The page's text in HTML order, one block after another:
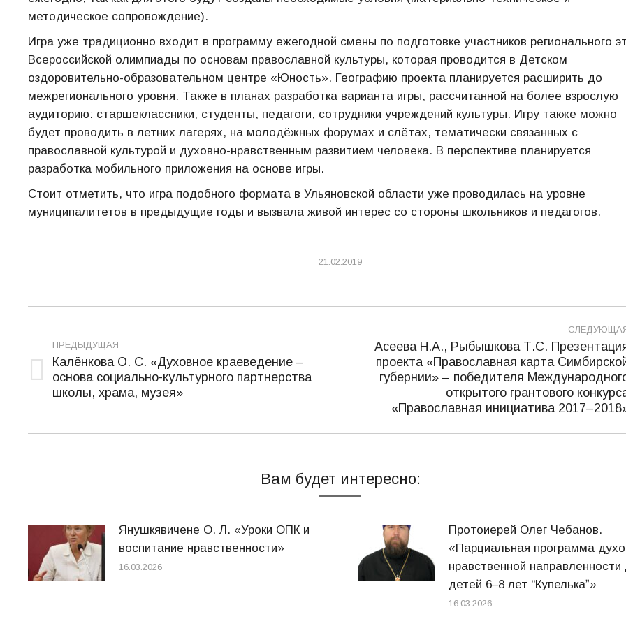
методическое сопровождение).
Игра уже традиционно входит в программу ежегодной смены по подготовке участников регионального
Всероссийской олимпиады по основам православной культуры, которая проводится в Детском
оздоровительно-образовательном центре «Юность». Географию проекта планируется расширить до
межрегионального уровня. Также в планах разработка варианта игры, рассчитанной на более взрослую
аудиторию: старшеклассники, студенты, педагоги, сотрудники учреждений культуры. Игру также можно
будет проводить в летних лагерях, на молодёжных форумах и слётах, тематически связанных с
православной культурой и духовно-нравственным развитием человека. В перспективе планируется
разработка мобильного приложения на основе игры.
Стоит отметить, что игра подобного формата в Ульяновской области уже проводилась на уровне
муниципалитетов в предыдущие годы и вызвала живой интерес со стороны школьников и педагогов.
21.02.2019
записям
ПРЕДЫДУЩАЯ
Предыдущая
запись:
Калёнкова О. С. «Духовное краеведение –
основа социально-культурного партнерства
школы, храма, музея»
Следующая
Асеева Н.А., Рыбышкова Т.С.
проекта «Православная карта
губернии» – победителя
открытого грантового
«Православная инициатива
Вам будет интересно:
Янушкявичене О. Л. «Уроки ОПК и
воспитание нравственности»
16.03.2026
Протоиерей Олег Чебанов.
«Парциальная программа
нравственной направленности
детей 6–8 лет “Купелькаˮ»
16.03.2026